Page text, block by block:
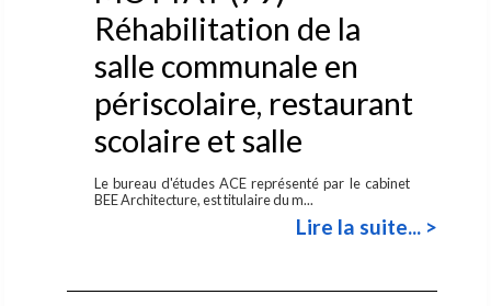
Réhabilitation de la
salle communale en
périscolaire, restaurant
scolaire et salle
Le bureau d'études ACE représenté par le cabinet
BEE Architecture, est titulaire du m...
Lire la suite... >